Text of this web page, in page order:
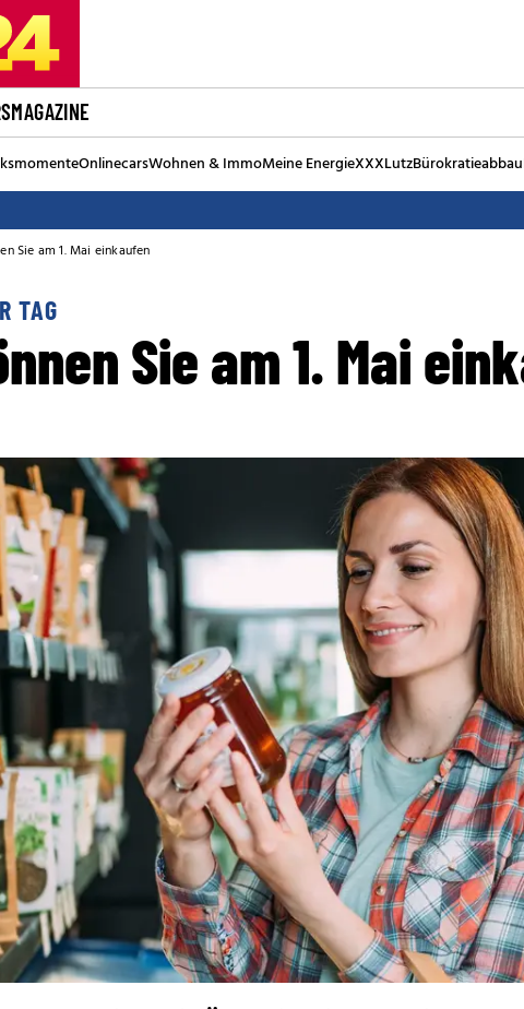
MAGAZINE
OnlinecarsWohnen & ImmoMeine EnergieXXXLutzBürokratieabbau
Sie am 1. Mai einkaufen
TAG
Sie am 1. Mai